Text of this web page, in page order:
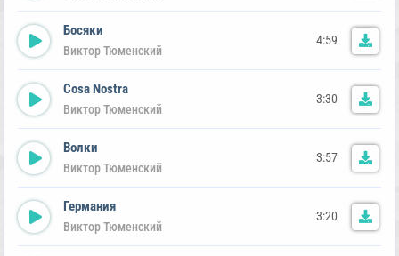
Босяки
Виктор Тюменский
4:59
Cosa Nostra
Виктор Тюменский
3:30
Волки
Виктор Тюменский
3:57
Германия
Виктор Тюменский
3:20